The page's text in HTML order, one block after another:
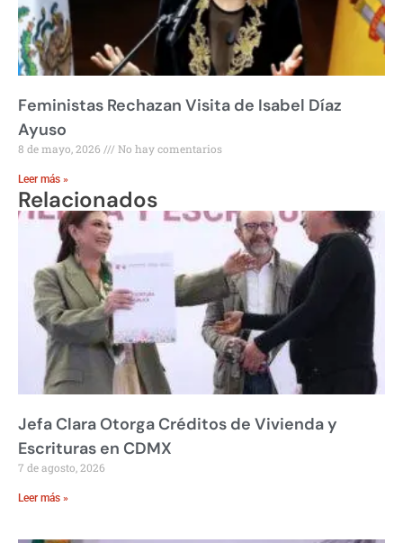
Feministas Rechazan Visita de Isabel Díaz
Ayuso
8 de mayo, 2026 No hay comentarios
Leer más »
Relacionados
Jefa Clara Otorga Créditos de Vivienda y
Escrituras en CDMX
7 de agosto, 2026
Leer más »